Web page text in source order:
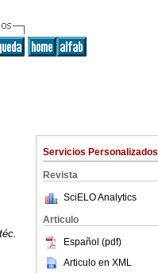
Servicios Personalizados
Revista
SciELO Analytics
Articulo
Español (pdf)
Articulo en XML